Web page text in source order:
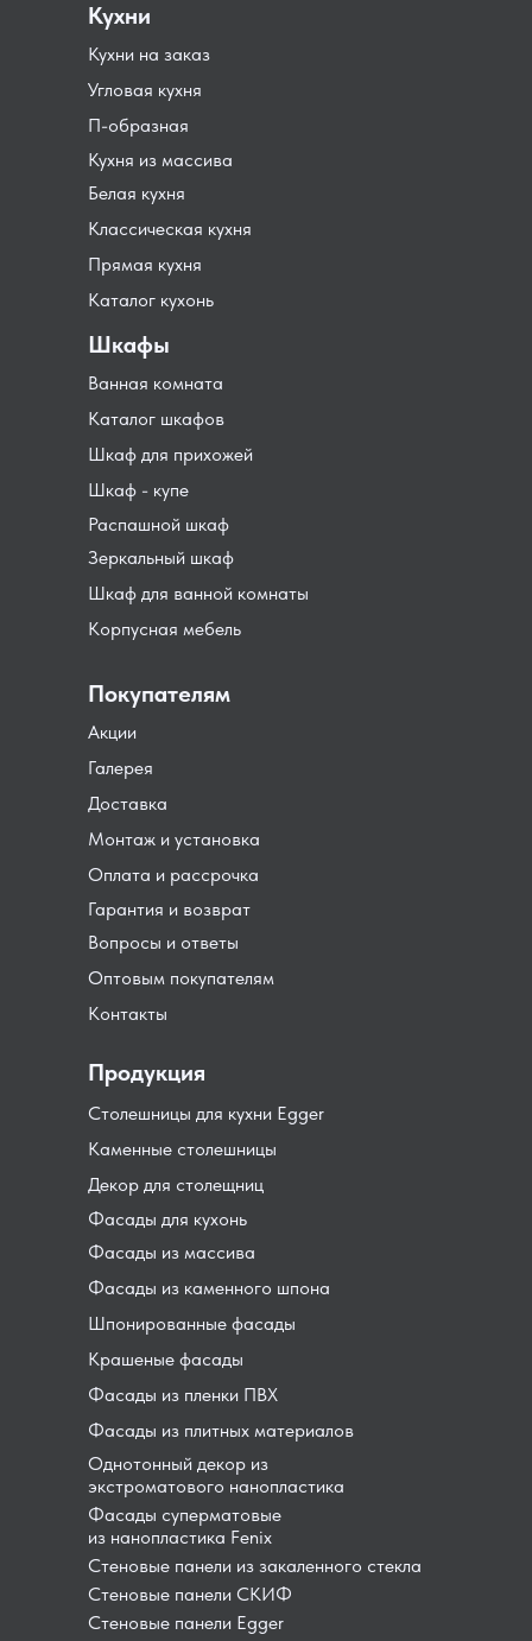
Стеновые панели из закаленного стекла
Гарантия и возврат
Монтаж и установка
Доставка
Оплата и рассрочка
Оптовым покупателям
Контакты
Вопросы и ответы
Фасады для кухонь
Каменные столешницы
Столешницы для кухни Egger
Декор для столещниц
Шпонированные фасады
Фасады из массива
Фасады из каменного шпона
Крашеные фасады
Фасады из пленки ПВХ
Фасады из плитных материалов
Однотонный декор из
экстроматового нанопластика
Фасады суперматовые
из нанопластика Fenix
Стеновые панели СКИФ
Стеновые панели Egger
Распашной шкаф
Шкаф для прихожей
Шкаф - купе
Каталог шкафов
Шкаф для ванной комнаты
Зеркальный шкаф
Корпусная мебель
Ванная комната
Акции
Кухня из массива
Угловая кухня
Кухни на заказ
П-образная
Классическая кухня
Белая кухня
Галерея
Покупателям
Кухни
Шкафы
Продукция
Прямая кухня
Каталог кухонь